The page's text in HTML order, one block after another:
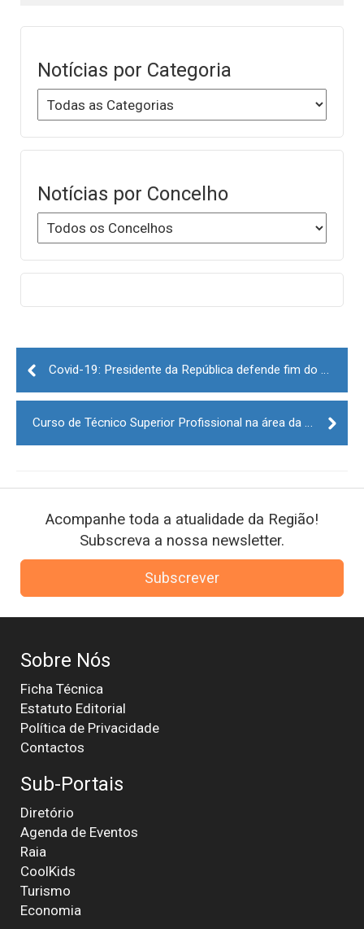
Notícias por Categoria
Notícias por Concelho
Post
navigation
Covid-19: Presidente da República defende fim do uso da máscara em meados de setembro
Curso de Técnico Superior Profissional na área da Gerontologia na Mêda
Acompanhe toda a atualidade da Região!
Subscreva a nossa newsletter.
Subscrever
Sobre Nós
Ficha Técnica
Estatuto Editorial
Política de Privacidade
Contactos
Sub-Portais
Diretório
Agenda de Eventos
Raia
CoolKids
Turismo
Economia